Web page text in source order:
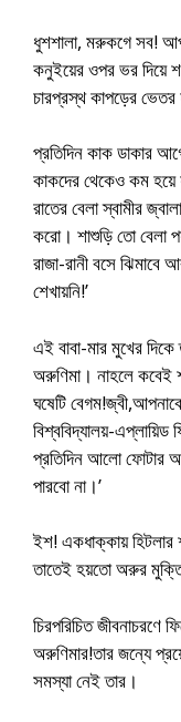
ধুশশালা, মরুকগে সব!
কনুইয়ের ওপর ভর দিয়ে
চারপ্রস্থ কাপড়ের
প্রতিদিন কাক ডাকার
কাকদের থেকেও কম হয়ে
রাতের বেলা স্বামীর
করো। শাশুড়ি তো বেলা
রাজা-রানী বসে
শেখায়নি!’
এই বাবা-মার মুখের
অরুণিমা। নাহলে কবেই
ঘষেটি
বিশ্ববিদ্যালয়-এপ্লায়িড
প্রতিদিন আলো ফোটার
পারবো না।’
ইশ! একধাক্কায় হিটলার
তাতেই হয়তো অরুর
চিরপরিচিত জীবনাচরণে
অরুণিমার!তার জন্যে
সমস্যা নেই তার।